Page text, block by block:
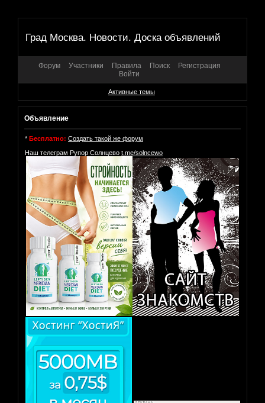
Град Москва. Новости. Доска объявлений
Форум Участники Правила Поиск
Регистрация
Войти
Активные темы
Объявление
* Бесплатно: Создать такой же форум
Наш телеграм Рупор Солнцево t.me/solncewo